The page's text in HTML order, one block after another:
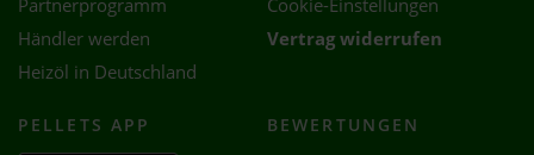
Partnerprogramm
Händler werden
Heizöl in Deutschland
Cookie-Einstellungen
Vertrag widerrufen
PELLETS APP BEWERTUNGEN